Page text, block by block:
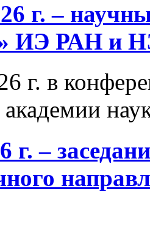
г. –
ИЭ РАН и
г. в
академии
г. –